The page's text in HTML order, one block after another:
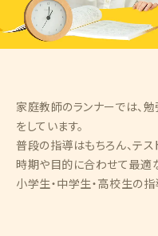
家庭教師のランナーでは、
をしています。
普段の指導はもちろん、テス
時期や目的に合わせて最適
小学生・中学生・高校生の